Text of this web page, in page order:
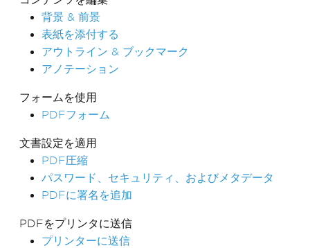
背景 & 前景
表紙を添付する
アウトライン & ブックマーク
アノテーション
フォームを使用
PDFフォーム
文書設定を適用
PDF圧縮
パスワード、セキュリティ、およびメタデータ
PDFに署名を追加
PDFをプリンタに送信
プリンターに送信